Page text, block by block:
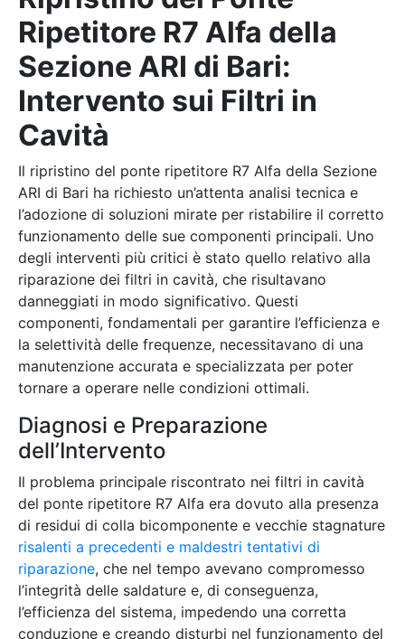
Ripetitore R7 Alfa della
Sezione ARI di Bari:
Intervento sui Filtri in
Cavità
Il ripristino del ponte ripetitore R7 Alfa della Sezione
ARI di Bari ha richiesto un’attenta analisi tecnica e
l’adozione di soluzioni mirate per ristabilire il corretto
funzionamento delle sue componenti principali. Uno
degli interventi più critici è stato quello relativo alla
riparazione dei filtri in cavità, che risultavano
danneggiati in modo significativo. Questi
componenti, fondamentali per garantire l’efficienza e
la selettività delle frequenze, necessitavano di una
manutenzione accurata e specializzata per poter
tornare a operare nelle condizioni ottimali.
Diagnosi e Preparazione
dell’Intervento
Il problema principale riscontrato nei filtri in cavità
del ponte ripetitore R7 Alfa era dovuto alla presenza
di residui di colla bicomponente e vecchie stagnature
risalenti a precedenti e maldestri tentativi di
riparazione, che nel tempo avevano compromesso
l’integrità delle saldature e, di conseguenza,
l’efficienza del sistema, impedendo una corretta
conduzione e creando disturbi nel funzionamento del